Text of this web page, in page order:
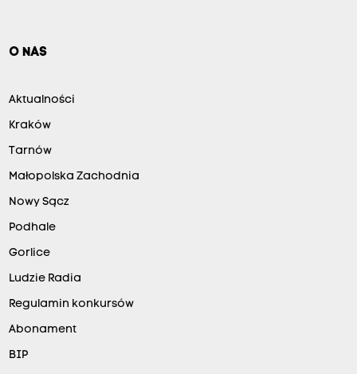
O NAS
Aktualności
Kraków
Tarnów
Małopolska Zachodnia
Nowy Sącz
Podhale
Gorlice
Ludzie Radia
Regulamin konkursów
Abonament
BIP